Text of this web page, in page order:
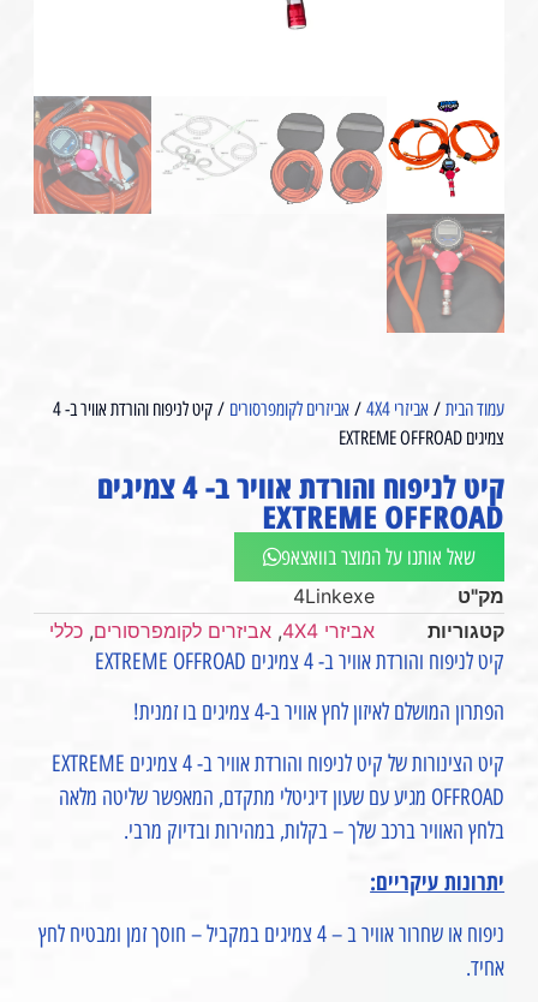
עמוד הבית/ אביזרי 4X4 / אביזרים לקומפרסורים
/ קיט לניפוח והורדת אוויר ב- 4
צמיגים EXTREME OFFROAD
קיט לניפוח והורדת אוויר ב- 4 צמיגים
EXTREME OFFROAD
שאל אותנו על המוצר בוואצאפ
מק"ט
4Linkexe
קטגוריות
אביזרי 4X4 , אביזרים לקומפרסורים, כללי
קיט לניפוח והורדת אוויר ב- 4 צמיגים EXTREME OFFROAD
הפתרון המושלם לאיזון לחץ אוויר ב-4 צמיגים בו זמנית!
קיט הצינורות של קיט לניפוח והורדת אוויר ב- 4 צמיגים EXTREME
OFFROAD מגיע עם שעון דיגיטלי מתקדם, המאפשר שליטה מלאה
בלחץ האוויר ברכב שלך – בקלות, במהירות ובדיוק מרבי.
יתרונות עיקריים:
ניפוח או שחרור אוויר ב – 4 צמיגים במקביל – חוסך זמן ומבטיח לחץ
אחיד.